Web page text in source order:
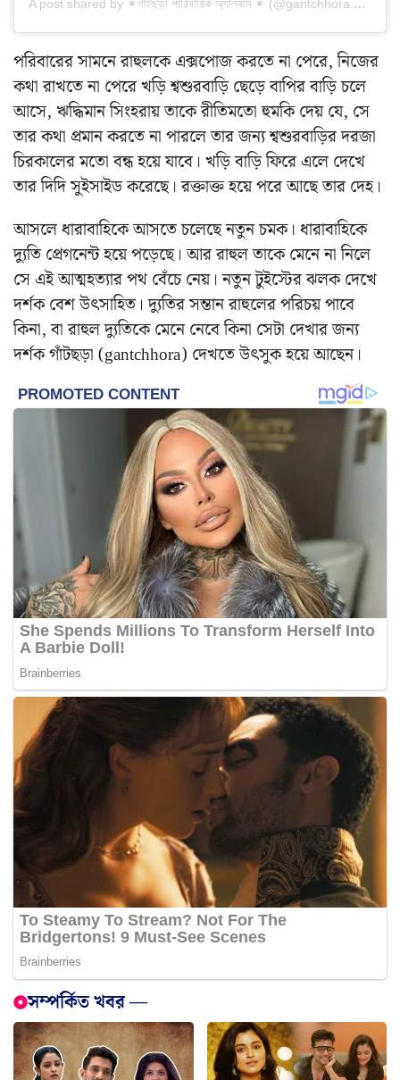
A post shared by ✶গাঁটছড়া পারিবারিক অ্যালবাম ✶ (@gantchhora.album)
পরিবারের সামনে রাহুলকে এক্সপোজ করতে না পেরে, নিজের
কথা রাখতে না পেরে খড়ি শ্বশুরবাড়ি ছেড়ে বাপির বাড়ি চলে
আসে, ঋদ্ধিমান সিংহরায় তাকে রীতিমতো হুমকি দেয় যে, সে
তার কথা প্রমান করতে না পারলে তার জন্য শ্বশুরবাড়ির দরজা
চিরকালের মতো বন্ধ হয়ে যাবে। খড়ি বাড়ি ফিরে এলে দেখে
তার দিদি সুইসাইড করেছে। রক্তাক্ত হয়ে পরে আছে তার দেহ।
আসলে ধারাবাহিকে আসতে চলেছে নতুন চমক। ধারাবাহিকে
দ্যুতি প্রেগনেন্ট হয়ে পড়েছে। আর রাহুল তাকে মেনে না নিলে
সে এই আত্মহত্যার পথ বেঁচে নেয়। নতুন টুইস্টের ঝলক দেখে
দর্শক বেশ উৎসাহিত। দ্যুতির সন্তান রাহুলের পরিচয় পাবে
কিনা, বা রাহুল দ্যুতিকে মেনে নেবে কিনা সেটা দেখার জন্য
দর্শক গাঁটছড়া (gantchhora) দেখতে উৎসুক হয়ে আছেন।
সম্পর্কিত খবর —